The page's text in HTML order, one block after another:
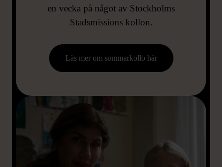
en vecka på något av Stockholms
Stadsmissions kollon.
Läs mer om sommarkollo här